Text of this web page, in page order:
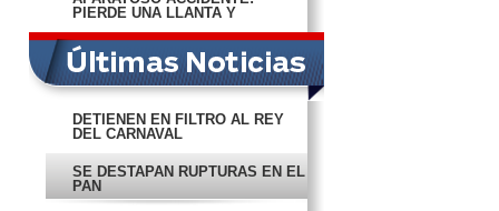
PIERDE UNA LLANTA Y
DETIENEN EN FILTRO AL REY
DEL CARNAVAL
SE DESTAPAN RUPTURAS EN EL
PAN